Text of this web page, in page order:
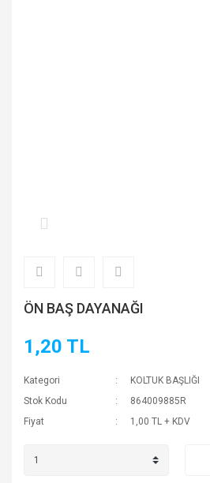
ÖN BAŞ DAYANAĞI
1,20 TL
Kategori
KOLTUK BAŞLIĞI
Stok Kodu
864009885R
Fiyat
1,00 TL + KDV